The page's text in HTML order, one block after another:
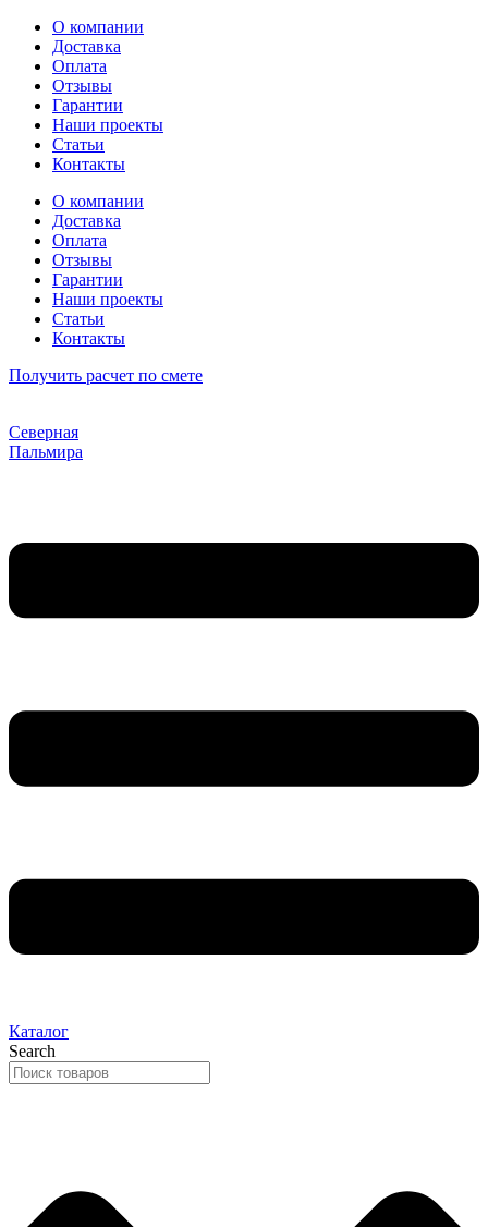
Перейти
содержимому
О компании
Доставка
Оплата
Отзывы
Гарантии
Наши проекты
Статьи
Контакты
О компании
Доставка
Оплата
Отзывы
Гарантии
Наши проекты
Статьи
Контакты
Получить расчет по смете
Северная
Пальмира
Каталог
Search